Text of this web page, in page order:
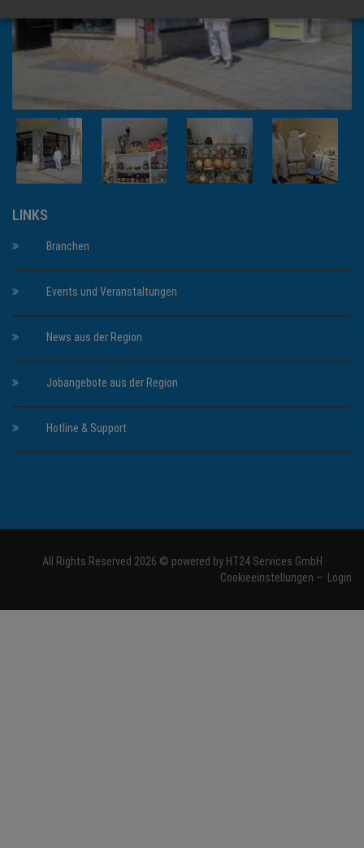
LINKS
Branchen
Events und Veranstaltungen
News aus der Region
Jobangebote aus der Region
Hotline & Support
All Rights Reserved 2026 © powered by HT24 Services GmbH
Cookieeinstellungen – Login